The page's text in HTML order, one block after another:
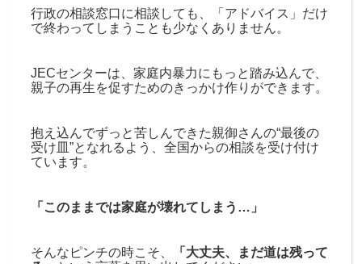
行政の相談窓口に相談しても、「アドバイス」だけ
で終わってしまうことも少なくありません。
JECセンターは、家庭内暴力にもっと踏み込んで、
親子の再生を促すためのきっかけ作りができます。
抱え込んでずっと苦しんできた親御さんの“最後の
受け皿”となれるよう、全国からの相談を受け付け
ています。
「このままでは家庭が壊れてしまう… 」
そんなピンチの時こそ、
「大丈夫、まだ道は残って